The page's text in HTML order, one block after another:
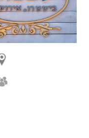
המייסדים רחבת